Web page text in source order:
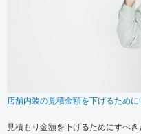
店舗内装の見積金額を下げるため
見積もり金額を下げるためにすべ